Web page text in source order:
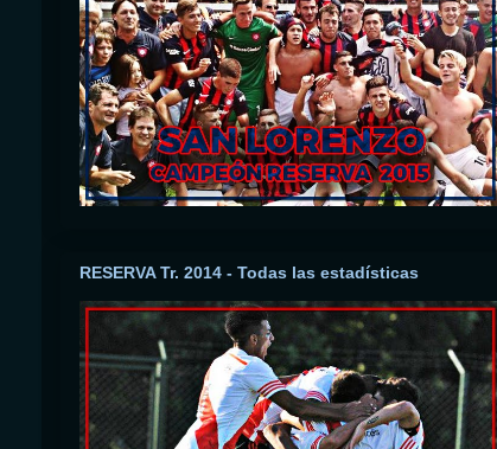
RESERVA Tr. 2014 - Todas las estadísticas